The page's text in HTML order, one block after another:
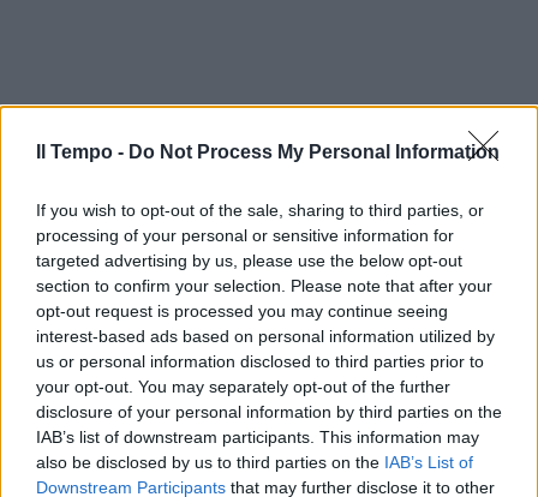
Il Tempo - Do Not Process My Personal Information
If you wish to opt-out of the sale, sharing to third parties, or
processing of your personal or sensitive information for
targeted advertising by us, please use the below opt-out
section to confirm your selection. Please note that after your
opt-out request is processed you may continue seeing
interest-based ads based on personal information utilized by
us or personal information disclosed to third parties prior to
your opt-out. You may separately opt-out of the further
disclosure of your personal information by third parties on the
IAB’s list of downstream participants. This information may
also be disclosed by us to third parties on the IAB’s List of
Downstream Participants that may further disclose it to other